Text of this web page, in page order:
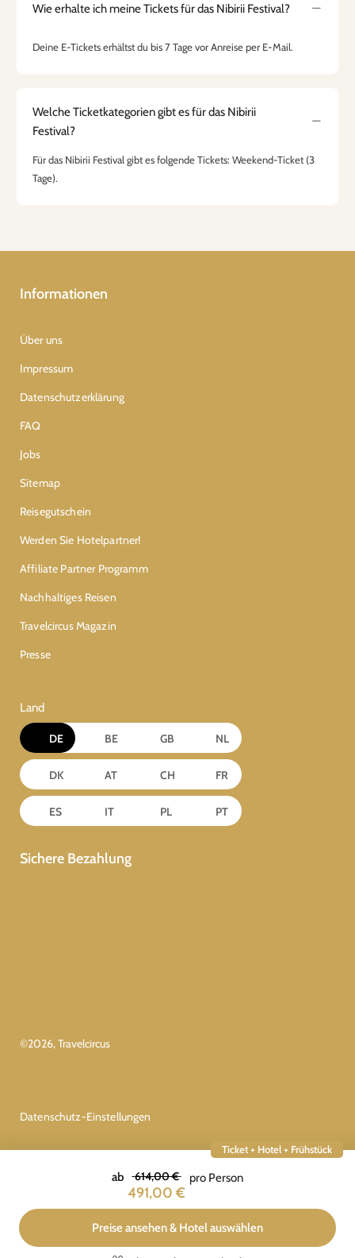
Wie erhalte ich meine Tickets für das Nibirii Festival?
Deine E-Tickets erhältst du bis 7 Tage vor Anreise per E-Mail.
Welche Ticketkategorien gibt es für das Nibirii
Festival?
Für das Nibirii Festival gibt es folgende Tickets: Weekend-Ticket (3
Tage).
Ticket + Hotel + Frühstück
ab 614,00 €
491,00 €
pro Person
Preise ansehen & Hotel auswählen
Informationen
Über uns
Impressum
Datenschutzerklärung
FAQ
Jobs
Sitemap
Reisegutschein
Werden Sie Hotelpartner!
Affiliate Partner Programm
Nachhaltiges Reisen
Travelcircus Magazin
Presse
Land
DE BE GB NL
DK AT CH FR
ES IT PL PT
Sichere Bezahlung
©2026, Travelcircus
Datenschutz-Einstellungen